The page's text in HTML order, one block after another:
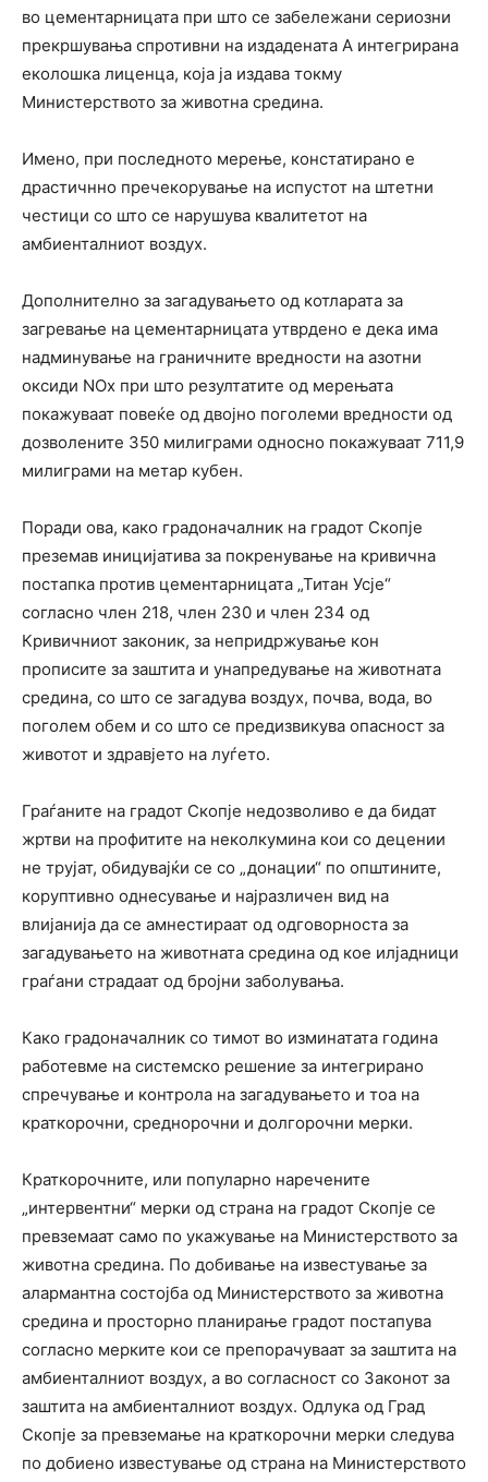
во цементарницата при што се забележани сериозни
прекршувања спротивни на издадената А интегрирана
еколошка лиценца, која ја издава токму
Министерството за животна средина.
Имено, при последното мерење, констатирано е
драстичнно пречекорување на испустот на штетни
честици со што се нарушува квалитетот на
амбиенталниот воздух.
Дополнително за загадувањето од котларата за
загревање на цементарницата утврдено е дека има
надминување на граничните вредности на азотни
оксиди NOx при што резултатите од мерењата
покажуваат повеќе од двојно поголеми вредности од
дозволените 350 милиграми односно покажуваат 711,9
милиграми на метар кубен.
Поради ова, како градоначалник на градот Скопје
преземав иницијатива за покренување на кривична
постапка против цементарницата „Титан Усје“
согласно член 218, член 230 и член 234 од
Кривичниот законик, за непридржување кон
прописите за заштита и унапредување на животната
средина, со што се загадува воздух, почва, вода, во
поголем обем и со што се предизвикува опасност за
животот и здравјето на луѓето.
Граѓаните на градот Скопје недозволиво е да бидат
жртви на профитите на неколкумина кои со децении
не трујат, обидувајќи се со „донации“ по општините,
коруптивно однесување и најразличен вид на
влијанија да се амнестираат од одговорноста за
загадувањето на животната средина од кое илјадници
граѓани страдаат од бројни заболувања.
Како градоначалник со тимот во изминатата година
работевме на системско решение за интегрирано
спречување и контрола на загадувањето и тоа на
краткорочни, среднорочни и долгорочни мерки.
Краткорочните, или популарно наречените
„интервентни“ мерки од страна на градот Скопје се
превземаат само по укажување на Министерството за
животна средина. По добивање на известување за
алармантна состојба од Министерството за животна
средина и просторно планирање градот постапува
согласно мерките кои се препорачуваат за заштита на
амбиенталниот воздух, а во согласност со Законот за
заштита на амбиенталниот воздух. Одлука од Град
Скопје за превземање на краткорочни мерки следува
по добиено известување од страна на Министерството